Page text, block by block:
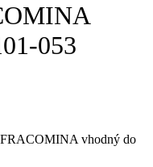
053
FRACOMINA vhodný do